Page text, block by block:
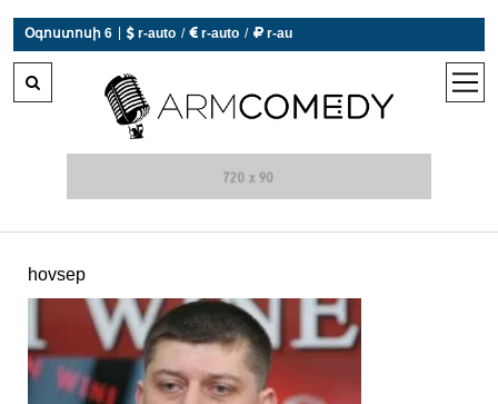
Օգոստոսի 6  r-auto /  r-auto /  r-au
open
hovsep